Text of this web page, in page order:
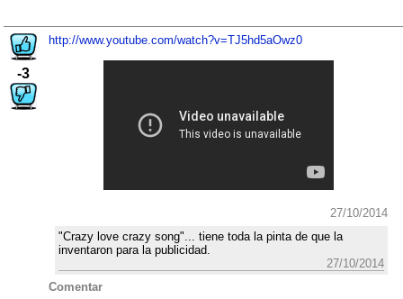
-3
http://www.youtube.com/watch?v=TJ5hd5aOwz0
27/10/2014
"Crazy love crazy song"... tiene toda la pinta de que la
inventaron para la publicidad.
27/10/2014
Comentar